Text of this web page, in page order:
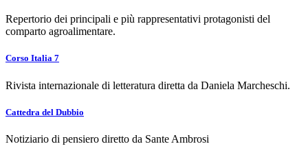
Repertorio dei principali e più rappresentativi protagonisti del
comparto agroalimentare.
Corso Italia 7
Rivista internazionale di letteratura diretta da Daniela Marcheschi.
Cattedra del Dubbio
Notiziario di pensiero diretto da Sante Ambrosi